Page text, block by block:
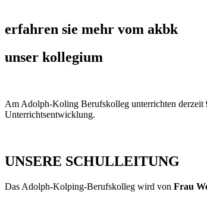
erfahren sie mehr vom akbk
unser kollegium
Am Adolph-Koling Berufskolleg unterrichten derzeit
Unterrichtsentwicklung.
UNSERE SCHULLEITUNG
Das Adolph-Kolping-Berufskolleg wird von Frau